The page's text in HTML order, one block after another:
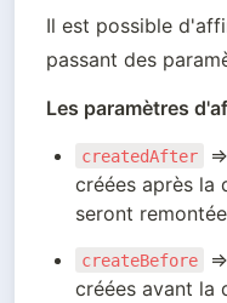
Il est possible
passant des
Les paramètres
createdAfter
créées après la
seront
createBefore
créées avant la